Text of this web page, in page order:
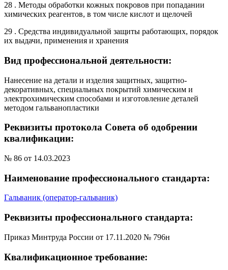
28 . Методы обработки кожных покровов при попадании
химических реагентов, в том числе кислот и щелочей
29 . Средства индивидуальной защиты работающих, порядок
их выдачи, применения и хранения
Вид профессиональной деятельности:
Нанесение на детали и изделия защитных, защитно-
декоративных, специальных покрытий химическим и
электрохимическим способами и изготовление деталей
методом гальванопластики
Реквизиты протокола Совета об одобрении
квалификации:
№ 86 от 14.03.2023
Наименование профессионального стандарта:
Гальваник (оператор-гальваник)
Реквизиты профессионального стандарта:
Приказ Минтруда России от 17.11.2020 № 796н
Квалификационное требование: